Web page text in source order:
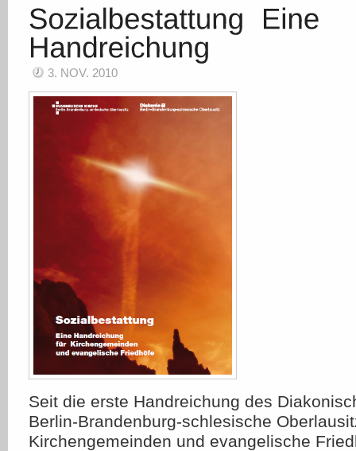
3. NOV. 2010
Seit die erste Handreichung des
Berlin-Brandenburg-schlesische
Kirchengemeinden und evangelische